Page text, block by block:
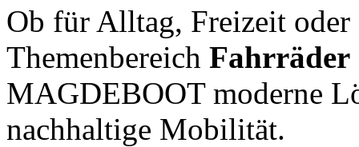
Ob für Alltag, Freizeit oder
Themenbereich Fahrräder
MAGDEBOOT moderne
nachhaltige Mobilität.